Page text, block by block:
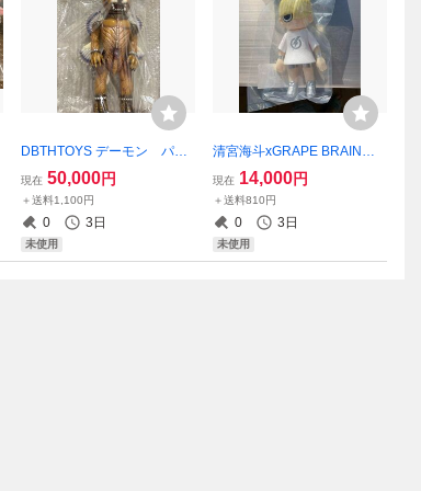
DBTHTOYS デーモン パズ
ズ D.B.T.H TOYS リアルヘ
ッド izumonster ヘッドロ
ックスタジオ
現在 50,000円
＋送料1,100円
0 3日
未使用
清宮海斗xGRAPE BRAINの
りくん” イズモンスター ス
イミーデザインラボ ZOLLM
EN HEADLOCKSTUDIO
現在 14,000円
＋送料810円
0 3日
未使用